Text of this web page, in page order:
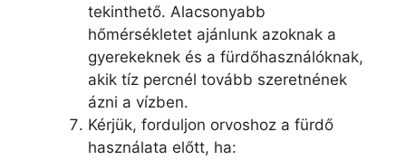
tekinthető. Alacsonyabb
hőmérsékletet ajánlunk azoknak a
gyerekeknek és a fürdőhasználóknak,
akik tíz percnél tovább szeretnének
ázni a vízben.
Kérjük, forduljon orvoshoz a fürdő
használata előtt, ha: